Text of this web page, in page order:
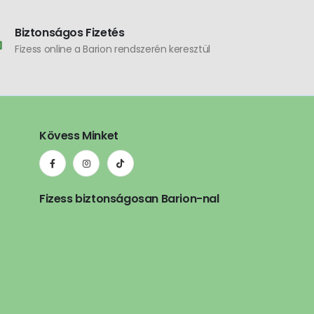
Biztonságos Fizetés
Fizess online a Barion rendszerén keresztül
Kövess Minket
Fizess biztonságosan Barion-nal